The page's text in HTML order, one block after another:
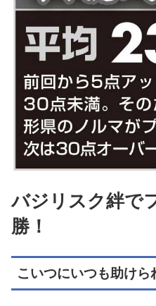
バジリスク絆で
勝！
こいつにいつも助けら